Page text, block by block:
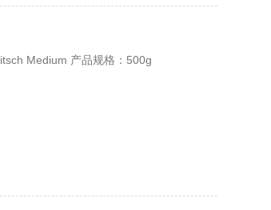
Medium 产品规格：500g